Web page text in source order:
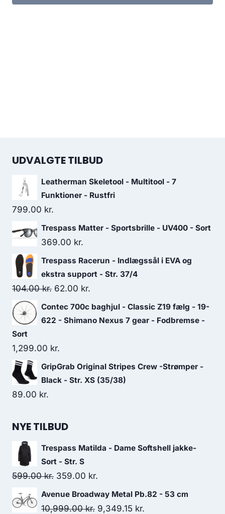
UDVALGTE TILBUD
Leatherman Skeletool - Multitool - 7
Funktioner - Rustfri
799.00 kr.
Trespass Matter - Sportsbrille - UV400 - Sort
369.00 kr.
Trespass Racerun - Indlægssål i EVA og
ekstra support - Str. 37/4
104.00kr. Original
price
was:
62.00 kr.
price
is:
Contec 700c baghjul - Classic Z19 fælg - 19-
622 - Shimano Nexus 7 gear - Fodbremse -
Sort
1,299.00 kr.
GripGrab Original Stripes Crew -Strømper -
Black - Str. XS (35/38)
89.00 kr.
NYE TILBUD
Trespass Matilda - Dame Softshell jakke-
Sort - Str. S
599.00kr. Original
price
was:
359.00 kr.
price
is:
Avenue Broadway Metal Pb.82 - 53 cm
10,999.00kr. Original
9,349.15 kr.